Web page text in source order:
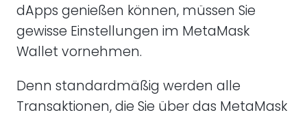
dApps genießen können, müssen Sie
gewisse Einstellungen im MetaMask
Wallet vornehmen.
Denn standardmäßig werden alle
Transaktionen, die Sie über das MetaMask